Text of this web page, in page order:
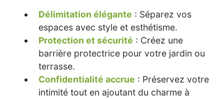
Délimitation élégante : Séparez vos
espaces avec style et esthétisme.
Protection et sécurité : Créez une
barrière protectrice pour votre jardin ou
terrasse.
Confidentialité accrue : Préservez votre
intimité tout en ajoutant du charme à